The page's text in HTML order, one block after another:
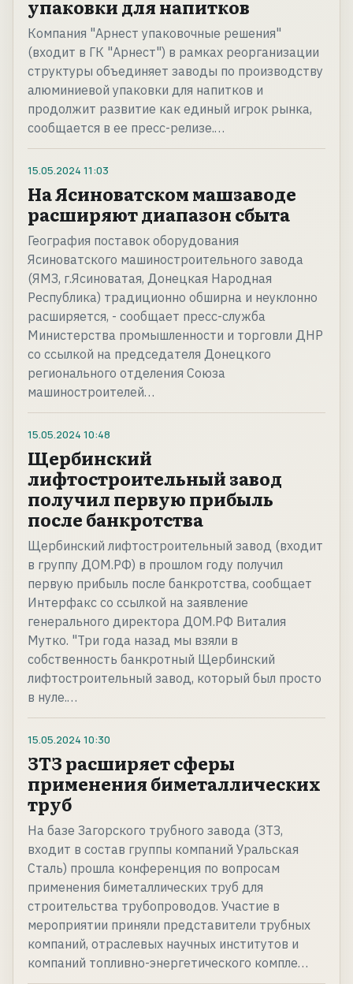
упаковки для напитков
Компания "Арнест упаковочные решения"
(входит в ГК "Арнест") в рамках реорганизации
структуры объединяет заводы по производству
алюминиевой упаковки для напитков и
продолжит развитие как единый игрок рынка,
сообщается в ее пресс-релизе.…
15.05.2024 11:03
На Ясиноватском машзаводе
расширяют диапазон сбыта
География поставок оборудования
Ясиноватского машиностроительного завода
(ЯМЗ, г.Ясиноватая, Донецкая Народная
Республика) традиционно обширна и неуклонно
расширяется, - сообщает пресс-служба
Министерства промышленности и торговли ДНР
со ссылкой на председателя Донецкого
регионального отделения Союза
машиностроителей…
15.05.2024 10:48
Щербинский
лифтостроительный завод
получил первую прибыль
после банкротства
Щербинский лифтостроительный завод (входит
в группу ДОМ.РФ) в прошлом году получил
первую прибыль после банкротства, сообщает
Интерфакс со ссылкой на заявление
генерального директора ДОМ.РФ Виталия
Мутко. "Три года назад мы взяли в
собственность банкротный Щербинский
лифтостроительный завод, который был просто
в нуле.…
15.05.2024 10:30
ЗТЗ расширяет сферы
применения биметаллических
труб
На базе Загорского трубного завода (ЗТЗ,
входит в состав группы компаний Уральская
Сталь) прошла конференция по вопросам
применения биметаллических труб для
строительства трубопроводов. Участие в
мероприятии приняли представители трубных
компаний, отраслевых научных институтов и
компаний топливно-энергетического компле…